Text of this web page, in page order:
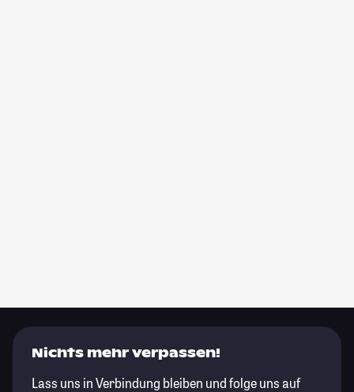
Nichts mehr verpassen!
Lass uns in Verbindung bleiben und folge uns auf